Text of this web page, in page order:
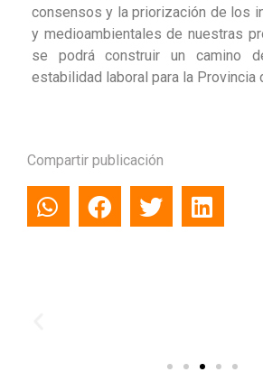
consensos y la priorización de los
y medioambientales de nuestras
se podrá construir un camino
estabilidad laboral para la Provincia
Compartir publicación